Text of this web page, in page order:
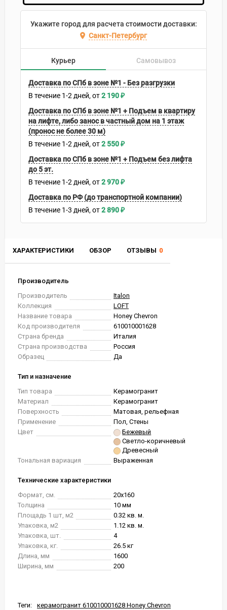
ХАРАКТЕРИСТИКИ ОБЗОР ОТЗЫВЫ 0
Производитель
Производитель
Italon
Коллекция
LOFT
Название товара
Honey Chevron
Код производителя
610010001628
Страна бренда
Италия
Страна производства
Россия
Образец
Да
Тип и назначение
Тип товара
Керамогранит
Материал
Керамогранит
Поверхность
Матовая, рельефная
Применение
Пол, Стены
Цвет
Бежевый
Светло-коричневый
Древесный
Тональная вариация
Выраженная
Технические характеристики
Формат, см.
20x160
Толщина
10 мм
Площадь 1 шт, м2
0.32 кв. м.
Упаковка, м2
1.12 кв. м.
Упаковка, шт.
4
Упаковка, кг.
26.5 кг
Длина, мм
1600
Ширина, мм
200
Теги: керамогранит 610010001628 Honey Chevron
Укажите город для расчета стоимости доставки:
Санкт-Петербург
Курьер Самовывоз
Доставка по СПб в зоне №1 - Без разгрузки
В течение 1-2 дней 2 190₽
Доставка по СПб в зоне №1 + Подъем в квартиру
на лифте, либо занос в частный дом на 1 этаж
(пронос не более 30 м)
В течение 1-2 дней 2 550₽
Доставка по СПб в зоне №1 + Подъем без лифта
до 5 эт.
В течение 1-2 дней 2 970₽
Доставка по РФ (до транспортной компании)
В течение 1-3 дней 2 890₽